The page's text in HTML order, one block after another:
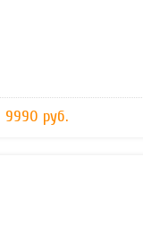
9990 руб.